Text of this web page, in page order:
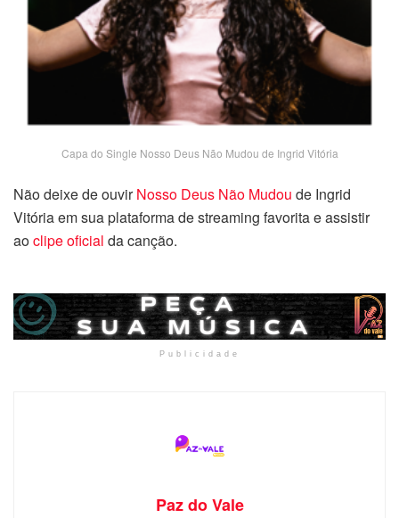
Capa do Single Nosso Deus Não Mudou de Ingrid Vitória
Não deixe de ouvirNosso Deus Não Mudou de Ingrid
Vitória em sua plataforma de streaming favorita e assistir
aoclipe oficial da canção.
Publicidade
Paz do Vale